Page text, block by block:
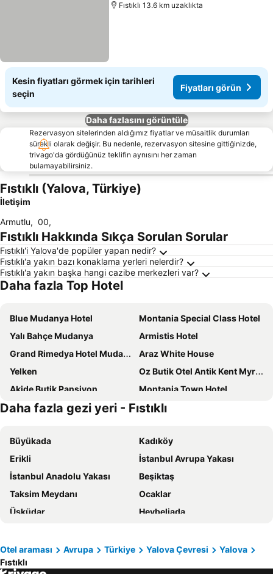
Fıstıklı 13.6 km uzaklıkta
Kesin fiyatları görmek için tarihleri
seçin
Fiyatları görün
Daha fazlasını görüntüle
Rezervasyon sitelerinden aldığımız fiyatlar ve müsaitlik durumları
sürekli olarak değişir. Bu nedenle, rezervasyon sitesine gittiğinizde,
trivago'da gördüğünüz teklifin aynısını her zaman
bulamayabilirsiniz.
Fıstıklı (Yalova, Türkiye)
İletişim
Armutlu, 00,
Fıstıklı Hakkında Sıkça Sorulan Sorular
Fıstıklı'i Yalova'de popüler yapan nedir?
Fıstıklı'a yakın bazı konaklama yerleri nelerdir?
Fıstıklı'a yakın başka hangi cazibe merkezleri var?
Daha fazla Top Hotel
Blue Mudanya Hotel
Montania Special Class Hotel
Yalı Bahçe Mudanya
Armistis Hotel
Grand Rimedya Hotel Mudanya
Araz White House
Yelken
Oz Butik Otel Antik Kent Myrleia
Akide Butik Pansiyon
Montania Town Hotel
Mavi Deniz Butik Otel
Biodenge Butik Otel
kılıç otel
Bella Otel Mudanya
Hotel Mudanya
Apameia
1881 Otel
Kerimbey Hotel
Bella Otel Mudanya
Bay C Konak Trilye
Olimarin Otel
La Fontaine Otel
mudanya yıldız otel
Deniz kizi
Lafontaine Konak
Daha fazla gezi yeri - Fıstıklı
Büyükada
Kadıköy
Erikli
İstanbul Avrupa Yakası
İstanbul Anadolu Yakası
Beşiktaş
Taksim Meydanı
Ocaklar
Üsküdar
Heybeliada
Şarköy
Pendik
Armutlu
Otel araması Avrupa Türkiye Yalova Çevresi
Yalova
Fıstıklı